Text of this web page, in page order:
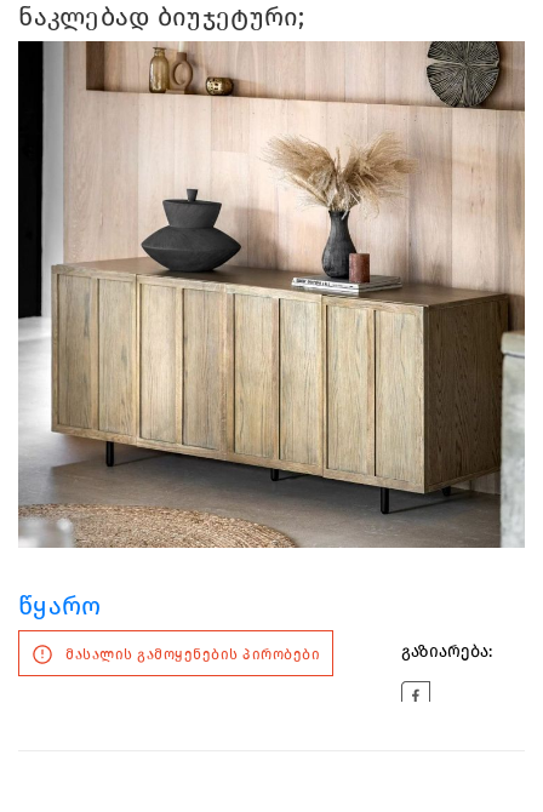
ნაკლებად ბიუჯეტური;
წყარო
მასალის გამოყენების პირობები გაზიარება: